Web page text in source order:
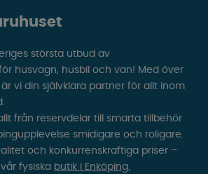
största utbud av
husvagn, husbil och van! Med över
vi din självklara partner för allt inom
från reservdelar till smarta tillbehör
smidigare och roligare.
och konkurrenskraftiga priser –
fysiska butik i Enköping.